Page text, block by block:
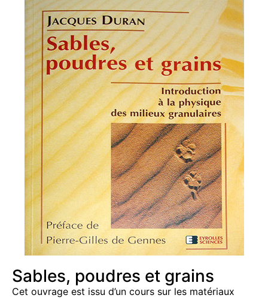
Sables, poudres et grains
Cet ouvrage est issu d’un cours sur les matériaux